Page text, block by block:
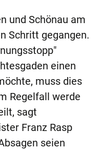
und Schönau am
Schritt gegangen.
einen
muss dies
Regelfall werde
sagt
Franz Rasp
seien